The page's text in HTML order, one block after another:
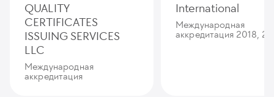
QUALITY
CERTIFICATES
ISSUING SERVICES
LLC
Международная
аккредитация
International
Международная
аккредитация 2018,